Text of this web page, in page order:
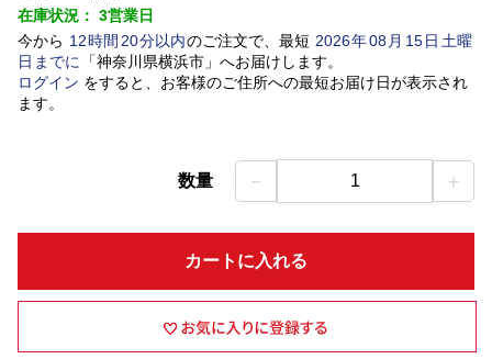
在庫状況： 3営業日
今から 12時間 20分以内のご注文で、最短 2026年08 月 15日土曜
日 までに 「神奈川県横浜市」 へお届けします。
ログイン をすると、お客様のご住所への最短お届け日が表示され
ます。
数量 － 1 ＋
カートに入れる